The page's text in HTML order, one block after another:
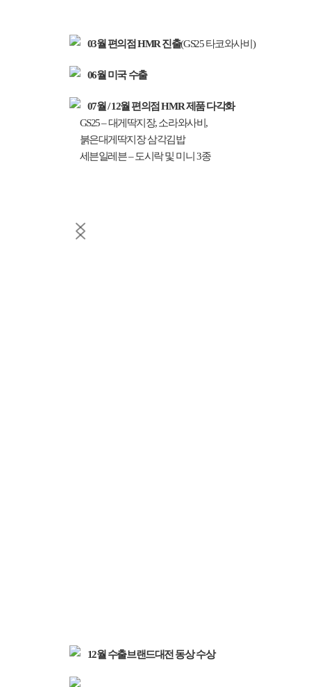
03월 편의점 HMR 진출(GS25 타코와사비)
06월 미국 수출
07월 / 12월 편의점 HMR 제품 다각화
GS25 – 대게딱지장, 소라와사비,
붉은대게딱지장 삼각김밥
세븐일레븐 – 도시락 및 미니 3종
12월 수출브랜드대전 동상 수상